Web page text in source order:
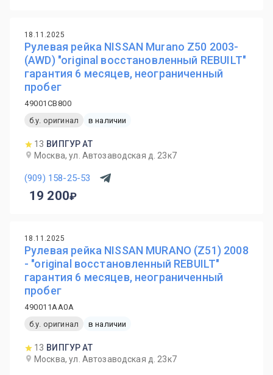
18.11.2025
Рулевая рейка NISSAN Murano Z50 2003-
(AWD) "original восстановленный REBUILT"
гарантия 6 месяцев, неограниченный
пробег
49001CB800
б.у. оригинал
в наличии
13 ВИПГУР АТ
Москва, ул. Автозаводская д. 23к7
(909) 158-25-53
19 200
18.11.2025
Рулевая рейка NISSAN MURANO (Z51) 2008
- "original восстановленный REBUILT"
гарантия 6 месяцев, неограниченный
пробег
490011AA0A
б.у. оригинал
в наличии
13 ВИПГУР АТ
Москва, ул. Автозаводская д. 23к7